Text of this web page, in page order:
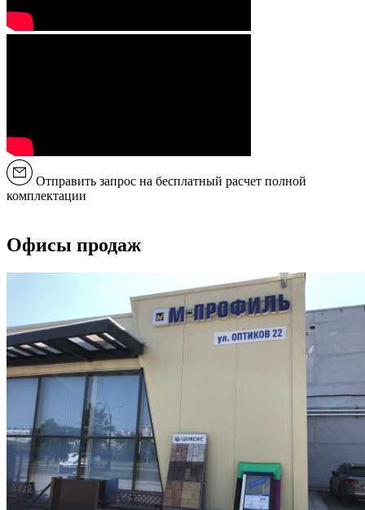
Отправить запрос на бесплатный расчет полной
комплектации
Офисы продаж